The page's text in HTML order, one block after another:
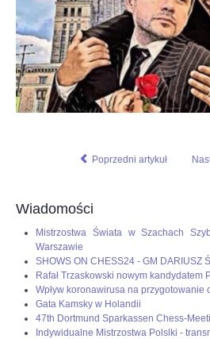
Poprzedni artykuł
Wiadomości
Mistrzostwa Świata w Szachach
Warszawie
SHOWS ON CHESS24 - GM DARIUSZ
Rafał Trzaskowski nowym kandydatem
Wpływ koronawirusa na przygotowanie
Gata Kamsky w Holandii
47th Dortmund Sparkassen Chess-
Indywidualne Mistrzostwa Polslki -